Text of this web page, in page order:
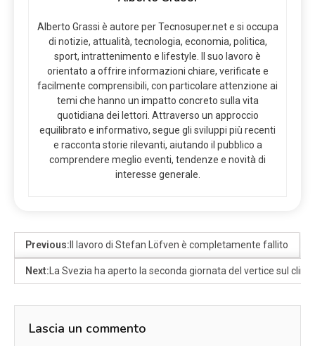
Alberto Grassi è autore per Tecnosuper.net e si occupa
di notizie, attualità, tecnologia, economia, politica,
sport, intrattenimento e lifestyle. Il suo lavoro è
orientato a offrire informazioni chiare, verificate e
facilmente comprensibili, con particolare attenzione ai
temi che hanno un impatto concreto sulla vita
quotidiana dei lettori. Attraverso un approccio
equilibrato e informativo, segue gli sviluppi più recenti
e racconta storie rilevanti, aiutando il pubblico a
comprendere meglio eventi, tendenze e novità di
interesse generale.
Previous: Il lavoro di Stefan Löfven è completamente fallito
Next: La Svezia ha aperto la seconda giornata del vertice sul clima
Lascia un commento